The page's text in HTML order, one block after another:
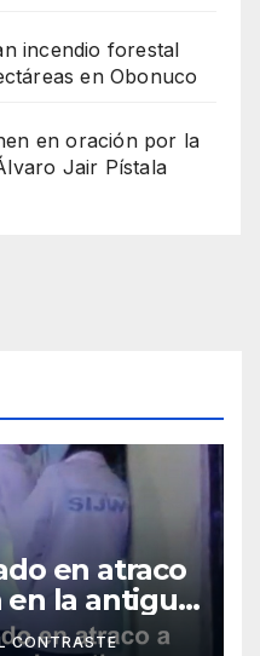
incendio forestal
en Obonuco
en oración por la
Jair Pístala
en atraco
en la antigua
Pasto
CONTRASTE